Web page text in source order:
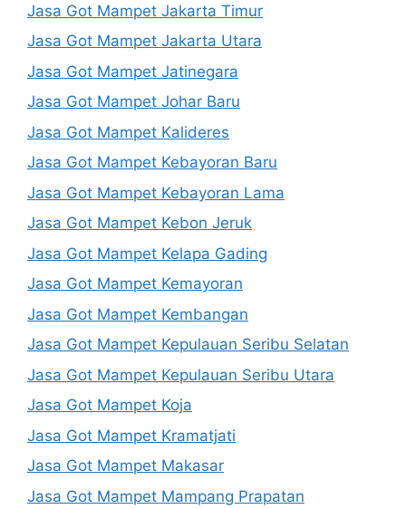
Jasa Got Mampet Jakarta Timur
Jasa Got Mampet Jakarta Utara
Jasa Got Mampet Jatinegara
Jasa Got Mampet Johar Baru
Jasa Got Mampet Kalideres
Jasa Got Mampet Kebayoran Baru
Jasa Got Mampet Kebayoran Lama
Jasa Got Mampet Kebon Jeruk
Jasa Got Mampet Kelapa Gading
Jasa Got Mampet Kemayoran
Jasa Got Mampet Kembangan
Jasa Got Mampet Kepulauan Seribu Selatan
Jasa Got Mampet Kepulauan Seribu Utara
Jasa Got Mampet Koja
Jasa Got Mampet Kramatjati
Jasa Got Mampet Makasar
Jasa Got Mampet Mampang Prapatan